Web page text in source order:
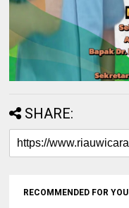
SHARE:
RECOMMENDED FOR YOU